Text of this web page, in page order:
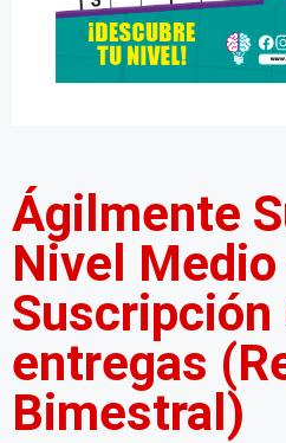
Ágilmente
Nivel Medio
Suscripción
entregas
Bimestral)